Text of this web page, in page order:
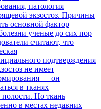
патология
экзостоз. Причины
основной фактор
ученые до сих пор
считают, что
подтверждения
не имеет
— он
в тканях
Но ткань
в местах недавних